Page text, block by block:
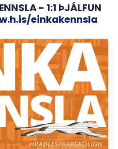
- 1:1 ÞJÁLFUN
einkakennsla